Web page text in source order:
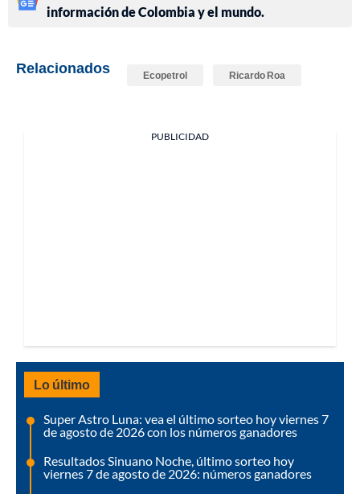
información de Colombia y el mundo.
Relacionados Ecopetrol Ricardo Roa
PUBLICIDAD
Lo último
Super Astro Luna: vea el último sorteo hoy viernes 7
de agosto de 2026 con los números ganadores
Resultados Sinuano Noche, último sorteo hoy
viernes 7 de agosto de 2026: números ganadores